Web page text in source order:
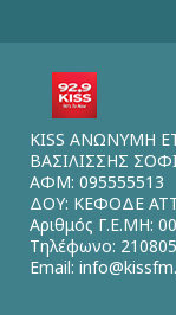
KISS ΑΝΩΝΥΜΗ
ΒΑΣΙΛΙΣΣΗΣ
ΑΦΜ: 095555513
ΔΟΥ: ΚΕΦΟΔΕ
Αριθμός Γ.Ε.ΜΗ:
Τηλέφωνο:
Email: